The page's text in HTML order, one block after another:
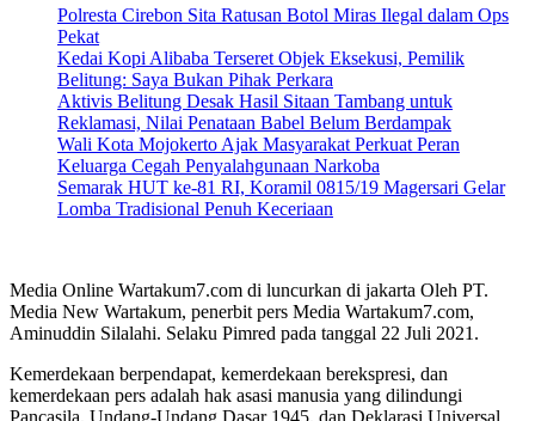
Polresta Cirebon Sita Ratusan Botol Miras Ilegal dalam Ops
Pekat
Kedai Kopi Alibaba Terseret Objek Eksekusi, Pemilik
Belitung: Saya Bukan Pihak Perkara
Aktivis Belitung Desak Hasil Sitaan Tambang untuk
Reklamasi, Nilai Penataan Babel Belum Berdampak
Wali Kota Mojokerto Ajak Masyarakat Perkuat Peran
Keluarga Cegah Penyalahgunaan Narkoba
Semarak HUT ke-81 RI, Koramil 0815/19 Magersari Gelar
Lomba Tradisional Penuh Keceriaan
Media Online Wartakum7.com di luncurkan di jakarta Oleh PT.
Media New Wartakum, penerbit pers Media Wartakum7.com,
Aminuddin Silalahi. Selaku Pimred pada tanggal 22 Juli 2021.
Kemerdekaan berpendapat, kemerdekaan berekspresi, dan
kemerdekaan pers adalah hak asasi manusia yang dilindungi
Pancasila, Undang-Undang Dasar 1945, dan Deklarasi Universal